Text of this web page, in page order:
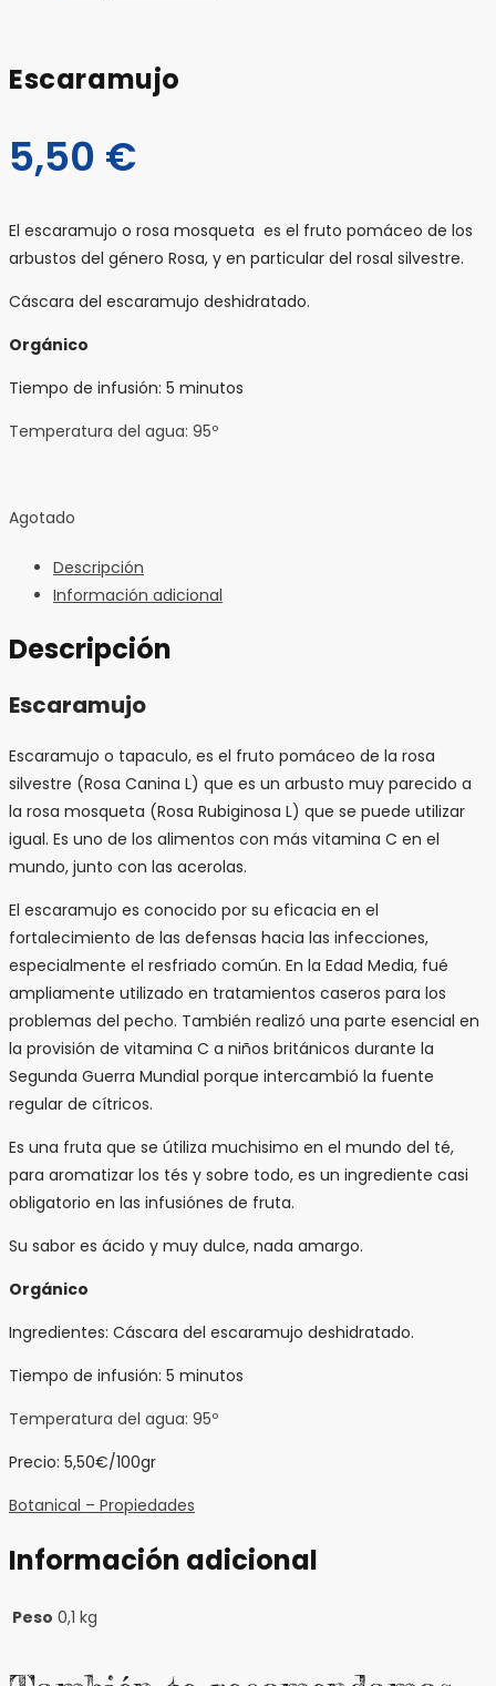
Escaramujo
5,50 €
El escaramujo​ o rosa mosqueta ​ es el fruto pomáceo de los
arbustos del género Rosa, y en particular del rosal silvestre.
Cáscara del escaramujo deshidratado.
Orgánico
Tiempo de infusión: 5 minutos
Temperatura del agua: 95º
Agotado
Descripción
Información adicional
Descripción
Escaramujo
Escaramujo​ o tapaculo, es el fruto pomáceo de la rosa
silvestre (Rosa Canina L) que es un arbusto muy parecido a
la rosa mosqueta (Rosa Rubiginosa L) que se puede utilizar
igual. Es uno de los alimentos con más vitamina C en el
mundo, junto con las acerolas.
El escaramujo es conocido por su eficacia en el
fortalecimiento de las defensas hacia las infecciones,
especialmente el resfriado común. En la Edad Media, fué
ampliamente utilizado en tratamientos caseros para los
problemas del pecho. También realizó una parte esencial en
la provisión de vitamina C a niños británicos durante la
Segunda Guerra Mundial porque intercambió la fuente
regular de cítricos.
Es una fruta que se útiliza muchisimo en el mundo del té,
para aromatizar los tés y sobre todo, es un ingrediente casi
obligatorio en las infusiónes de fruta.
Su sabor es ácido y muy dulce, nada amargo.
Orgánico
Ingredientes: Cáscara del escaramujo deshidratado.
Tiempo de infusión: 5 minutos
Temperatura del agua: 95º
Precio: 5,50€/100gr
Botanical – Propiedades
Información adicional
Peso 0,1 kg